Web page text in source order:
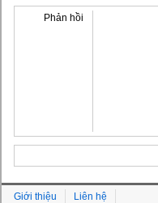
Phản hồi
Giới thiệu Liên hệ